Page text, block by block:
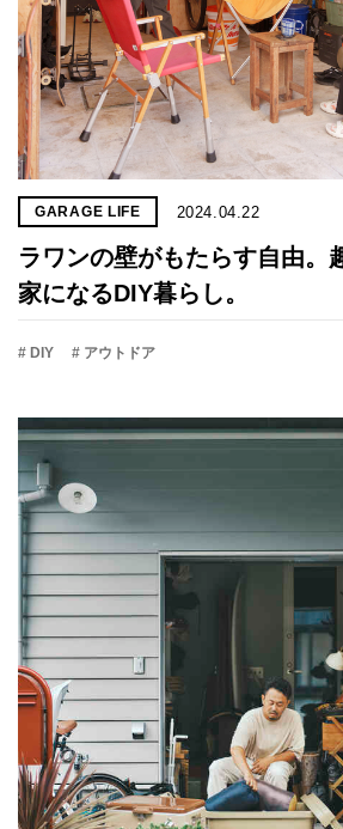
GARAGE LIFE 2024.04.22
ラワンの壁がもたらす自由。
家になるDIY暮らし。
# DIY # アウトドア